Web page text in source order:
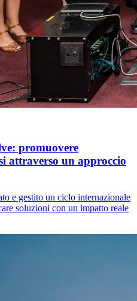
promuovere
attraverso un approccio
e gestito un ciclo internazionale
soluzioni con un impatto reale